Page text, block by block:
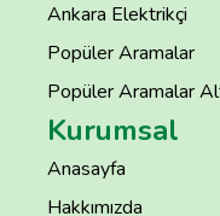
Ankara Elektrikçi
Popüler Aramalar
Popüler Aramalar
Kurumsal
Anasayfa
Hakkımızda